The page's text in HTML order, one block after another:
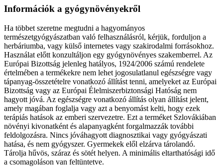
Információk a gyógynövényekről
Ha többet szeretne megtudni a hagyományos
természetgyógyászatban való felhasználásról, kérjük, forduljon a
herbáriumba, vagy külső internetes vagy szakirodalmi forrásokhoz.
Használat előtt konzultáljon egy gyógynövényes szakemberrel. Az
Európai Bizottság jelenleg hatályos, 1924/2006 számú rendelete
értelmében a termékekre nem lehet jogosulatlanul egészségre vagy
tápanyag-összetételre vonatkozó állítást tenni, amelyeket az Európai
Bizottság vagy az Európai Élelmiszerbiztonsági Hatóság nem
hagyott jóvá. Az egészségre vonatkozó állítás olyan állítást jelent,
amely magában foglalja vagy azt a benyomást kelti, hogy ezek
terápiás hatások az emberi szervezetre. Ezt a terméket Szlovákiában
növényi kivonatként és alapanyagként forgalmazzák további
feldolgozásra. Nincs jóváhagyott diagnosztikai vagy gyógyászati
hatása, és nem gyógyszer. Gyermekek elől elzárva tárolandó.
Tárolja hűvös, száraz és sötét helyen. A minimális eltarthatósági idő
a csomagoláson van feltüntetve.